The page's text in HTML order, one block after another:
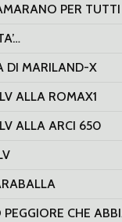
PER TUTTI
DI MARILAND-X
ALLA ROMAX1
ALLA ARCI 650
PEGGIORE CHE